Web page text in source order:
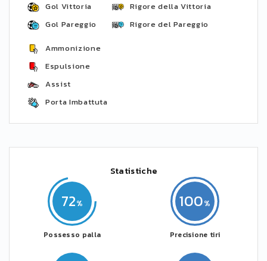
Gol Vittoria
Gol Pareggio
Rigore della Vittoria
Rigore del Pareggio
Ammonizione
Espulsione
Assist
Porta Imbattuta
Statistiche
72
Possesso palla
100
Precisione tiri